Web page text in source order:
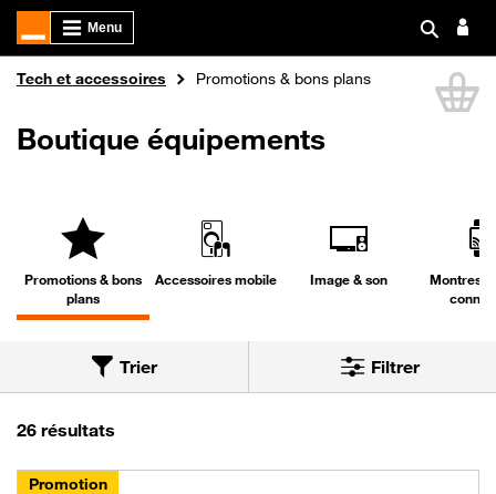
Boutique Orange
Tech et accessoires
Promotions & bons plans
Boutique équipements
Promotions & bons
plans
Accessoires mobile Image & son
Montres
Trier par
Trier Filtrer
26 résultats
Promotion